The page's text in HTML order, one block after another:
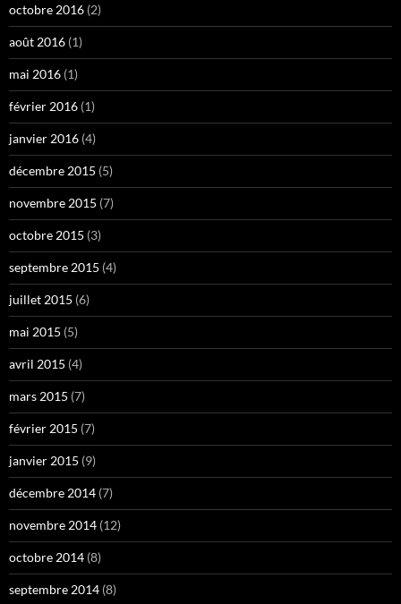
octobre 2016 (2)
août 2016 (1)
mai 2016 (1)
février 2016 (1)
janvier 2016 (4)
décembre 2015 (5)
novembre 2015 (7)
octobre 2015 (3)
septembre 2015 (4)
juillet 2015 (6)
mai 2015 (5)
avril 2015 (4)
mars 2015 (7)
février 2015 (7)
janvier 2015 (9)
décembre 2014 (7)
novembre 2014 (12)
octobre 2014 (8)
septembre 2014 (8)